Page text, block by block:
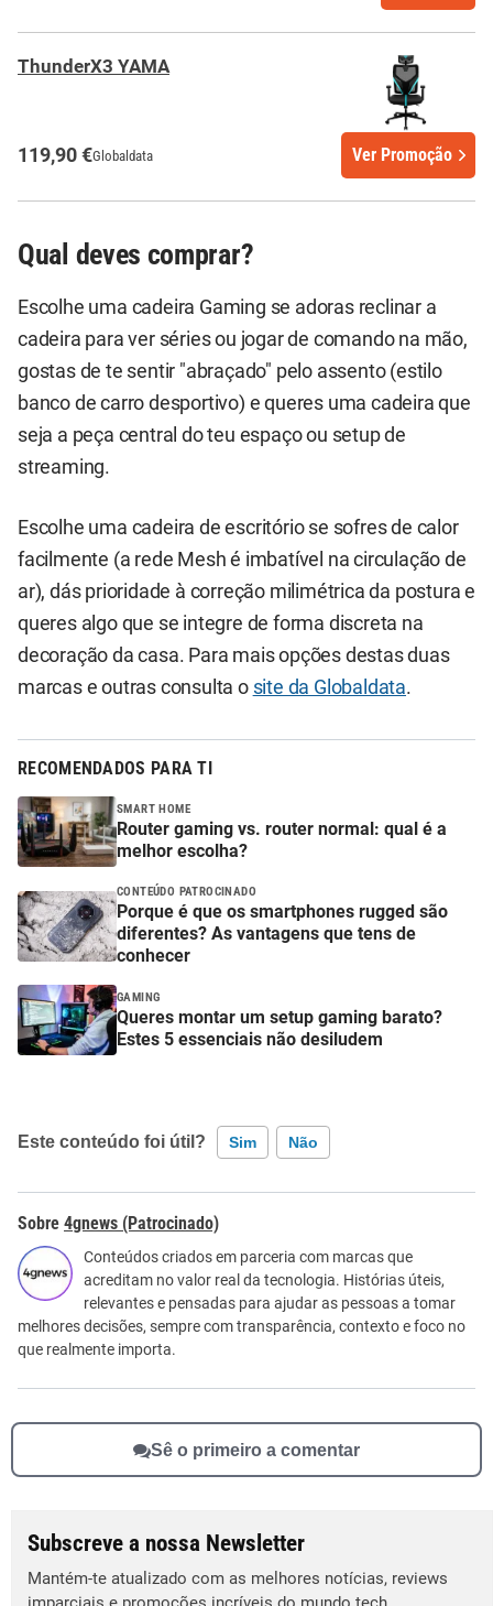
ThunderX3 YAMA
119,90 €Globaldata Ver Promoção
Qual deves comprar?
Escolhe uma cadeira Gaming se adoras reclinar a
cadeira para ver séries ou jogar de comando na mão,
gostas de te sentir "abraçado" pelo assento (estilo
banco de carro desportivo) e queres uma cadeira que
seja a peça central do teu espaço ou setup de
streaming.
Escolhe uma cadeira de escritório se sofres de calor
facilmente (a rede Mesh é imbatível na circulação de
ar), dás prioridade à correção milimétrica da postura e
queres algo que se integre de forma discreta na
decoração da casa. Para mais opções destas duas
marcas e outras consulta o site da Globaldata.
RECOMENDADOS PARA TI
SMART HOME
Router gaming vs. router normal: qual é a
melhor escolha?
CONTEÚDO PATROCINADO
Porque é que os smartphones rugged são
diferentes? As vantagens que tens de
conhecer
GAMING
Queres montar um setup gaming barato?
Estes 5 essenciais não desiludem
Este conteúdo foi útil? Sim Não
Este conteúdo contém informação incorreta
Este conteúdo não tem a informação que procuro
Outro
4gnews (Patrocinado)
Conteúdos criados em parceria com marcas que
acreditam no valor real da tecnologia. Histórias úteis,
relevantes e pensadas para ajudar as pessoas a tomar
melhores decisões, sempre com transparência, contexto e foco no
que realmente importa.
Sê o primeiro a comentar
Subscreve a nossa Newsletter
Mantém-te atualizado com as melhores notícias, reviews